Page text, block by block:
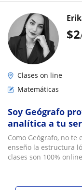
$2
Clases on line
Matemáticas
Soy Geógrafo
analítica a tu
ciencias
Como Geógrafo, no
enseño la estructura
clases son 100%